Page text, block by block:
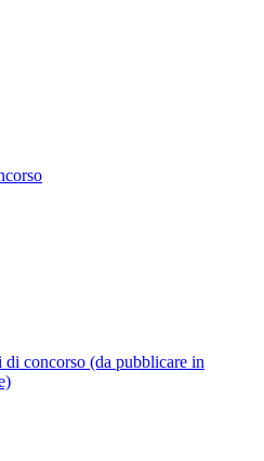
di concorso (da pubblicare in